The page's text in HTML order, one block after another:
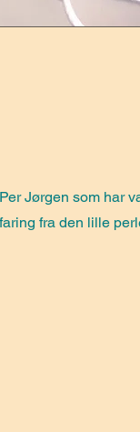
Jørgen som har
fra den lille